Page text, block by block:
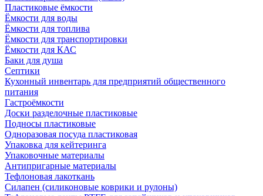
Пластиковые ёмкости
Ёмкости для воды
Ёмкости для топлива
Ёмкости для транспортировки
Ёмкости для КАС
Баки для душа
Септики
Кухонный инвентарь для предприятий общественного
питания
Гастроёмкости
Доски разделочные пластиковые
Подносы пластиковые
Одноразовая посуда пластиковая
Упаковка для кейтеринга
Упаковочные материалы
Антипригарные материалы
Тефлоновая лакоткань
Силапен (силиконовые коврики и рулоны)